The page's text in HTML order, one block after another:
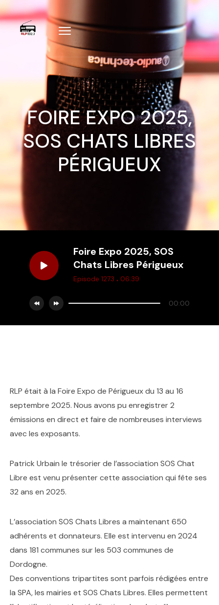
FOIRE EXPO 2025,
SOS CHATS LIBRES
PÉRIGUEUX
Foire Expo 2025, SOS
Chats Libres Périgueux
Episode 1273 . 06:39
00:00
RLP était à la Foire Expo de Périgueux du 13 au 16
septembre 2025. Nous avons pu enregistrer 2
émissions en direct et faire de nombreuses interviews
avec les exposants.
Patrick Urbain le trésorier de l’association SOS Chat
Libre est venu présenter cette association qui fête ses
32 ans en 2025.
L’association SOS Chats Libres a maintenant 650
adhérents et donnateurs. Elle est intervenu en 2024
dans 181 communes sur les 503 communes de
Dordogne.
Des conventions tripartites sont parfois rédigées entre
la SPA, les mairies et SOS Chats Libres. Elles permettent